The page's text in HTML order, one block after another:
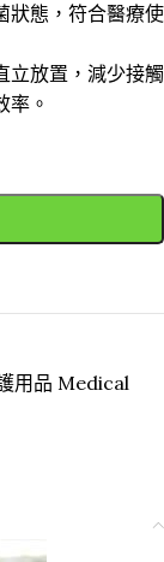
狀態，符合醫療使
立放置，減少接觸
率。
用品 Medical